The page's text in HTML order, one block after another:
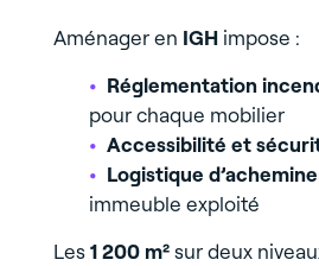
Aménager en IGHimpose :
Réglementation
pour chaque mobilier
Accessibilité et
Logistique
immeuble exploité
Les1 200 m²sur deux